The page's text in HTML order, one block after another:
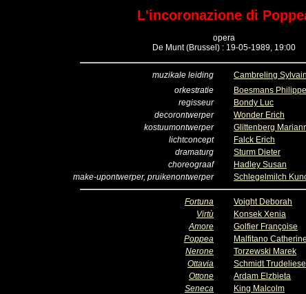
L'incoronazione di
opera
De Munt (Brussel) : 19-05-1989, 19:00
muzikale leiding
Cambreling Sylvain
orkestratie
Boesmans Philippe
regisseur
Bondy Luc
decorontwerper
Wonder Erich
kostuumontwerper
Glittenberg
lichtconcept
Falck Erich
dramaturg
Sturm Dieter
choreograaf
Hadley Susan
make-upontwerper, pruikenontwerper
Schlegelmilch
Fortuna
Voight Deborah
Virtù
Konsek Xenia
Amore
Golfier Françoise
Poppea
Malfitano Catherine
Nerone
Torzewski Marek
Ottavia
Schmidt Trudeliese
Ottone
Ardam Elzbieta
Seneca
King Malcolm